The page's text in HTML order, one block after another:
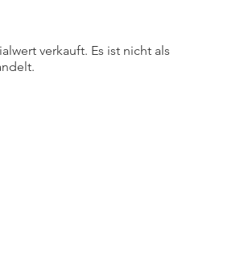
verkauft. Es ist nicht als